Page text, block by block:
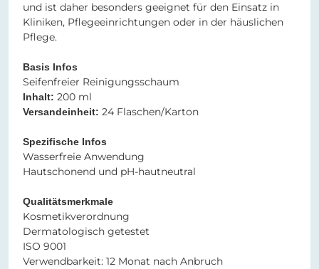
und ist daher besonders geeignet für den Einsatz in
Kliniken, Pflegeeinrichtungen oder in der häuslichen
Pflege.
Basis Infos
Seifenfreier Reinigungsschaum
Inhalt: 200 ml
Versandeinheit: 24 Flaschen/Karton
Spezifische Infos
Wasserfreie Anwendung
Hautschonend und pH-hautneutral
Qualitätsmerkmale
Kosmetikverordnung
Dermatologisch getestet
ISO 9001
Verwendbarkeit: 12 Monat nach Anbruch